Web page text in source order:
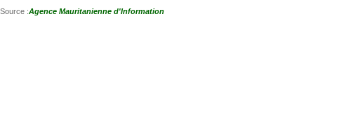
Source :Agence Mauritanienne d'Information